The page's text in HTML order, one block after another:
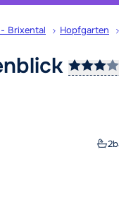
Brixental Hopfgarten
2